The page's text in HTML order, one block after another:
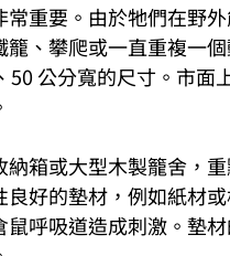
重要。由於牠們在野
、攀爬或一直重複一
50 公分寬的尺寸。市
箱或大型木製籠舍，
好的墊材，例如紙材
呼吸道造成刺激。墊